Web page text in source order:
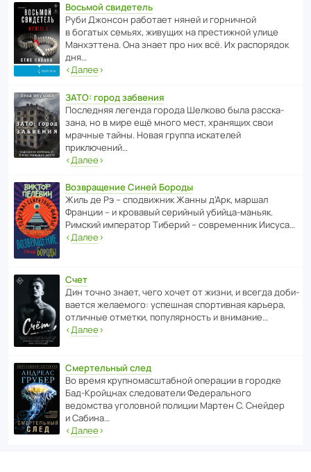
Восьмой свидетель
Руби Джонсон рабо­тает няней и горни­чной
в богатых семьях, живущих на прес­ти­жной улице
Манх­эт­тена. Она знает про них всё. Их распо­рядок
дня…
‹Далее›
ЗАТО: город забвения
После­дняя легенда города Шелково была расска­
зана, но в мире ещё много мест, хранящих свои
мрачные тайны. Новая группа иска­телей
приключений…
‹Далее›
Возвращение Синей Бороды
Жиль де Рэ – спод­ви­жник Жанны д’Арк, маршал
Франции – и кровавый серийный убийца-маньяк.
Римский импе­ратор Тиберий – совре­менник Иисуса…
‹Далее›
Счет
Дин точно знает, чего хочет от жизни, и всегда доби­
ва­ется жела­е­мого: успе­шная спор­ти­вная карьера,
отли­чные отметки, попу­ля­р­ность и внимание…
‹Далее›
Смертельный след
Во время круп­но­мас­ш­та­бной операции в городке
Бад‑Крой­цнах следо­ва­тели Феде­раль­ного
ведомства уголо­вной полиции Мартен С. Снейдер
и Сабина…
‹Далее›